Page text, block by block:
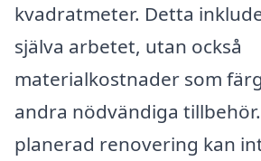
kvadratmeter. Detta
själva arbetet, utan också
materialkostnader som
andra nödvändiga
planerad renovering kan